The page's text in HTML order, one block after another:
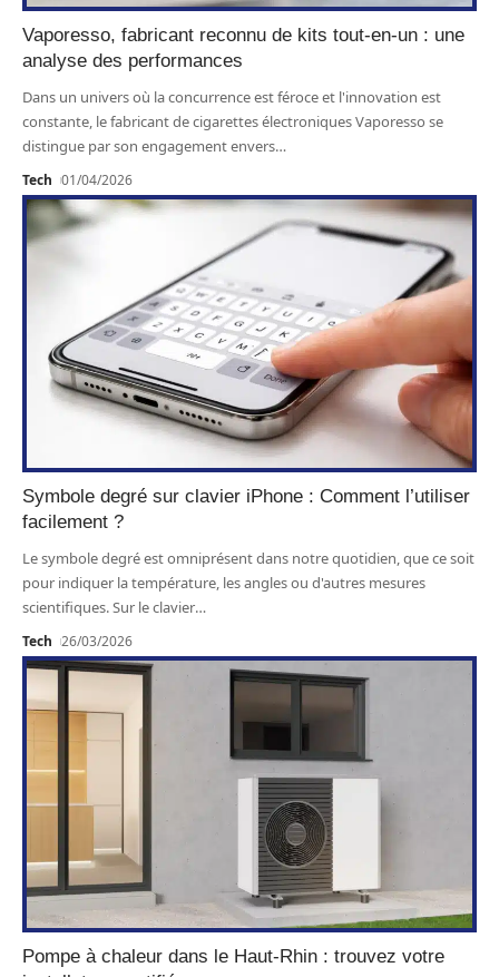
Vaporesso, fabricant reconnu de kits tout-en-un : une
analyse des performances
Dans un univers où la concurrence est féroce et l'innovation est
constante, le fabricant de cigarettes électroniques Vaporesso se
distingue par son engagement envers…
Tech 01/04/2026
Symbole degré sur clavier iPhone : Comment l’utiliser
facilement ?
Le symbole degré est omniprésent dans notre quotidien, que ce soit
pour indiquer la température, les angles ou d'autres mesures
scientifiques. Sur le clavier…
Tech 26/03/2026
Pompe à chaleur dans le Haut-Rhin : trouvez votre